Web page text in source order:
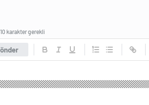
karakter gerekli